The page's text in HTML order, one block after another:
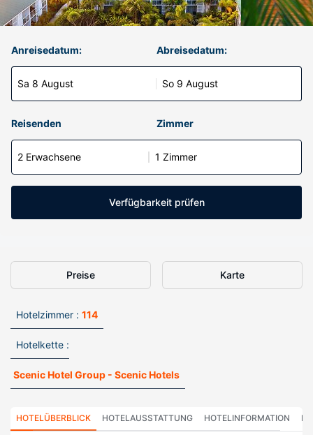
Anreisedatum:
Sa 8 August
Abreisedatum:
So 9 August
Reisenden Zimmer
2 Erwachsene 1 Zimmer
Verfügbarkeit prüfen
Preise Karte
Hotelzimmer : 114
Hotelkette :
Scenic Hotel Group - Scenic Hotels
HOTELÜBERBLICK HOTELAUSSTATTUNG HOTELINFORMATION